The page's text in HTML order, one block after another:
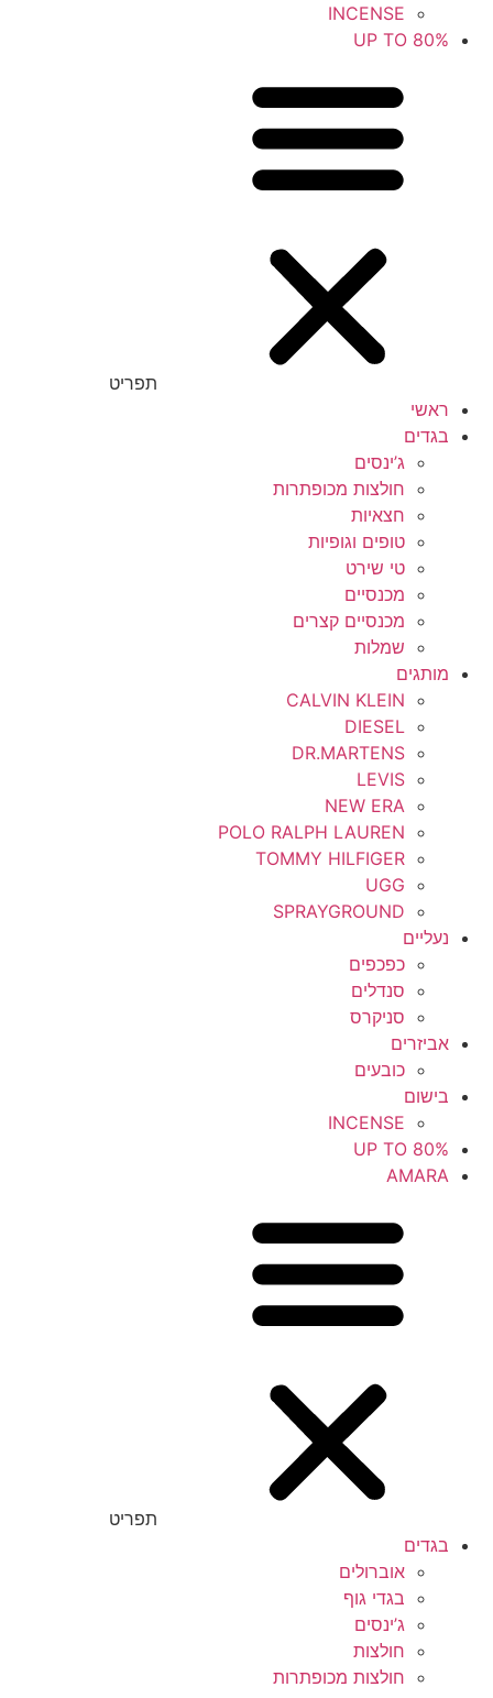
INCENSE
UP TO 80%
תפריט
ראשי
בגדים
ג’ינסים
חולצות מכופתרות
חצאיות
טופים וגופיות
טי שירט
מכנסיים
מכנסיים קצרים
שמלות
מותגים
CALVIN KLEIN
DIESEL
DR.MARTENS
LEVIS
NEW ERA
POLO RALPH LAUREN
TOMMY HILFIGER
UGG
SPRAYGROUND
נעליים
כפכפים
סנדלים
סניקרס
אביזרים
כובעים
בישום
INCENSE
UP TO 80%
AMARA
תפריט
בגדים
אוברולים
בגדי גוף
ג’ינסים
חולצות
חולצות מכופתרות